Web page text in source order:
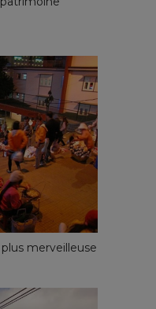
merveilleuse